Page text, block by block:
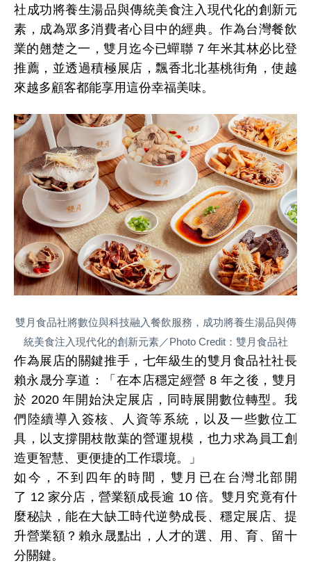
社成功將養生湯品與傳統美食注入現代化的創新元
素，成為眾多消費者心目中的經典。作為台灣餐飲
業的翹楚之一，雙月迄今已蟬聯 7 年米其林必比登
推薦，並透過積極展店，飄香北北基桃街角，使越
來越多顧客都能享用這份幸福美味。
雙月食品社將數位與科技融入餐飲服務，成功將養生湯品與傳
統美食注入現代化的創新元素／Photo Credit：雙月食品社
作為展店的關鍵推手，七年級生的雙月食品社社長
賴永晟分享道：「在本店穩定經營 8 年之後，雙月
於 2020 年開始決定展店，同時展開數位轉型。我
們陸續導入簽核、人資等系統，以及一些數位工
具，以支撐開枝散葉的營運規模，也力求為員工創
造更智慧、更便捷的工作環境。」
如今，不到四年的時間，雙月已在台灣北部開
了 12 家分店，營業額成長逾 10 倍。雙月究竟有什
麼秘訣，能在大缺工時代逆勢成長、穩定展店、提
升營業額？賴永晟點出，人才的選、用、育、留十
分關鍵。